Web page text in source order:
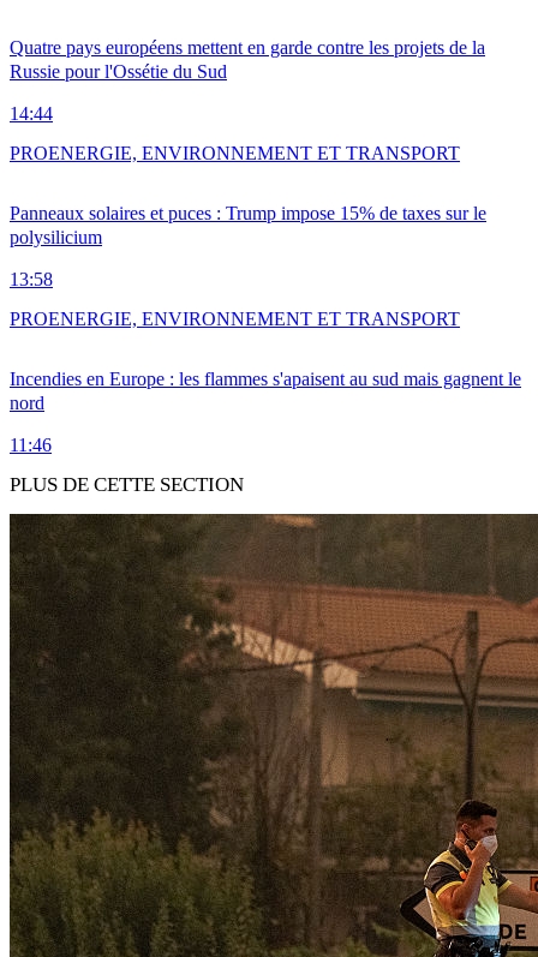
Quatre pays européens mettent en garde contre les projets de la
Russie pour l'Ossétie du Sud
14:44
Panneaux solaires et puces : Trump impose 15% de taxes sur le
polysilicium
13:58
PROENERGIE, ENVIRONNEMENT ET TRANSPORT
Incendies en Europe : les flammes s'apaisent au sud mais gagnent le
nord
11:46
PROENERGIE, ENVIRONNEMENT ET TRANSPORT
PLUS DE CETTE SECTION